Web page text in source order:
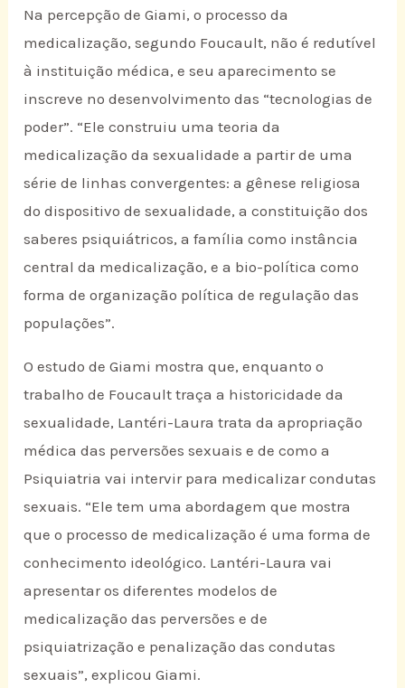
Na percepção de Giami, o processo da
medicalização, segundo Foucault, não é redutível
à instituição médica, e seu aparecimento se
inscreve no desenvolvimento das “tecnologias de
poder”. “Ele construiu uma teoria da
medicalização da sexualidade a partir de uma
série de linhas convergentes: a gênese religiosa
do dispositivo de sexualidade, a constituição dos
saberes psiquiátricos, a família como instância
central da medicalização, e a bio-política como
forma de organização política de regulação das
populações”.
O estudo de Giami mostra que, enquanto o
trabalho de Foucault traça a historicidade da
sexualidade, Lantéri-Laura trata da apropriação
médica das perversões sexuais e de como a
Psiquiatria vai intervir para medicalizar condutas
sexuais. “Ele tem uma abordagem que mostra
que o processo de medicalização é uma forma de
conhecimento ideológico. Lantéri-Laura vai
apresentar os diferentes modelos de
medicalização das perversões e de
psiquiatrização e penalização das condutas
sexuais”, explicou Giami.